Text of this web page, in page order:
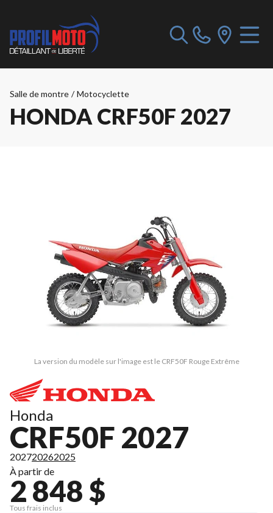
Salle de montre / Motocyclette
HONDA CRF50F 2027
La version du modèle sur l'image est le CRF50F Rouge Extrême
Honda
CRF50F 2027
202720262025
À partir de
2 848 $
Tous frais inclus